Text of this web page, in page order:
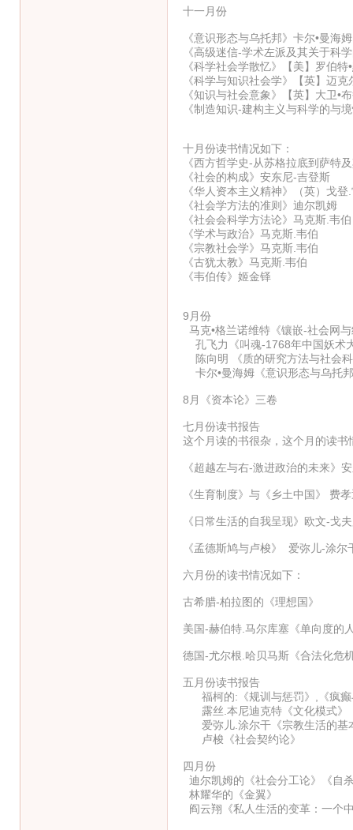
十一月份
《意识形态与乌托邦》卡尔•曼海姆
《高级迷信-学术左派及其关于科
《科学社会学散忆》【美】罗伯特
《科学与知识社会学》【英】迈克
《知识与社会意象》【英】大卫•
《制造知识-建构主义与科学的与
十月份读书情况如下：
《西方哲学史-从苏格拉底到萨特
《社会的构成》安东尼-吉登斯
《华人资本主义精神》（英）戈登
《社会学方法的准则》迪尔凯姆
《社会会科学方法论》马克斯.韦伯
《学术与政治》马克斯.韦伯
《宗教社会学》马克斯.韦伯
《古犹太教》马克斯.韦伯
《韦伯传》姬金铎
9月份
马克•格兰诺维特《镶嵌-社会网
孔飞力《叫魂-1768年中国妖术
陈向明 《质的研究方法与社会
卡尔•曼海姆《意识形态与乌托
8月《资本论》三卷
七月份读书报告
这个月读的书很杂，这个月的读书
《超越左与右-激进政治的未来》
《生育制度》与《乡土中国》 费
《日常生活的自我呈现》欧文-戈
《孟德斯鸠与卢梭》 爱弥儿-涂尔
六月份的读书情况如下：
古希腊-柏拉图的《理想国》
美国-赫伯特.马尔库塞《单向度的
德国-尤尔根.哈贝马斯《合法化危
五月份读书报告
福柯的:《规训与惩罚》,《疯癫
露丝.本尼迪克特《文化模式》
爱弥儿.涂尔干《宗教生活的基
卢梭《社会契约论》
四月份
迪尔凯姆的《社会分工论》《自
林耀华的《金翼》
阎云翔《私人生活的变革：一个